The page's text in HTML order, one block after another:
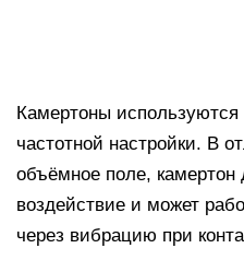
Камертоны используются
частотной настройки. В
объёмное поле, камертон
воздействие и может
через вибрацию при